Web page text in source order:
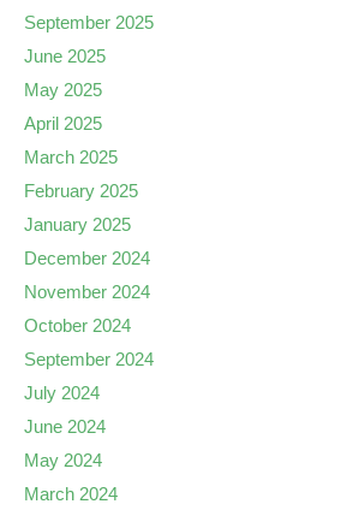
September 2025
June 2025
May 2025
April 2025
March 2025
February 2025
January 2025
December 2024
November 2024
October 2024
September 2024
July 2024
June 2024
May 2024
March 2024